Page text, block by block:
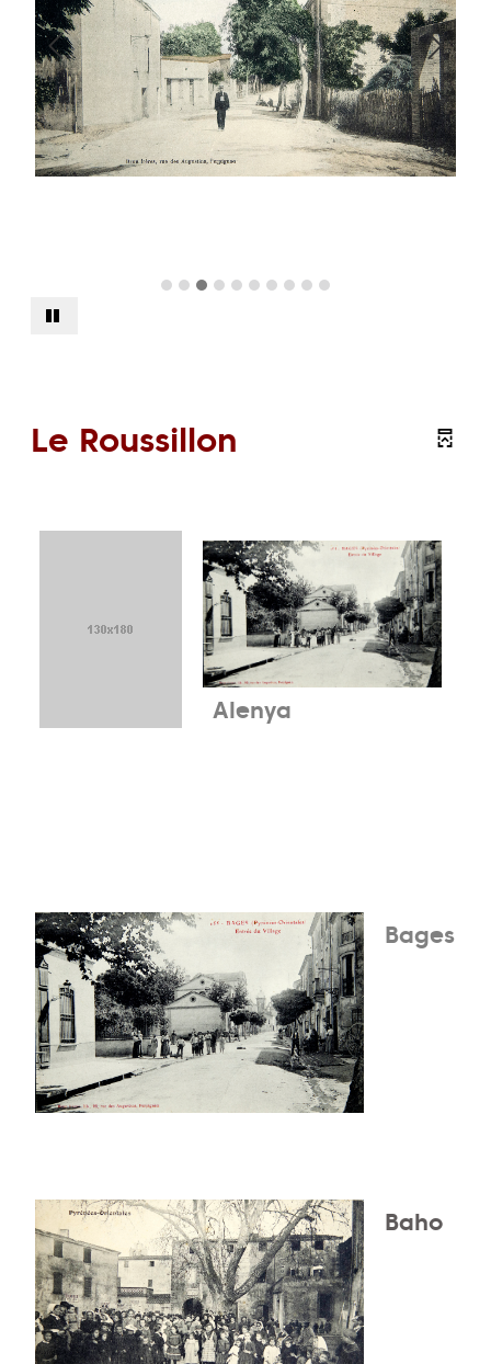
Le Roussillon
Alenya
Bages
Baho